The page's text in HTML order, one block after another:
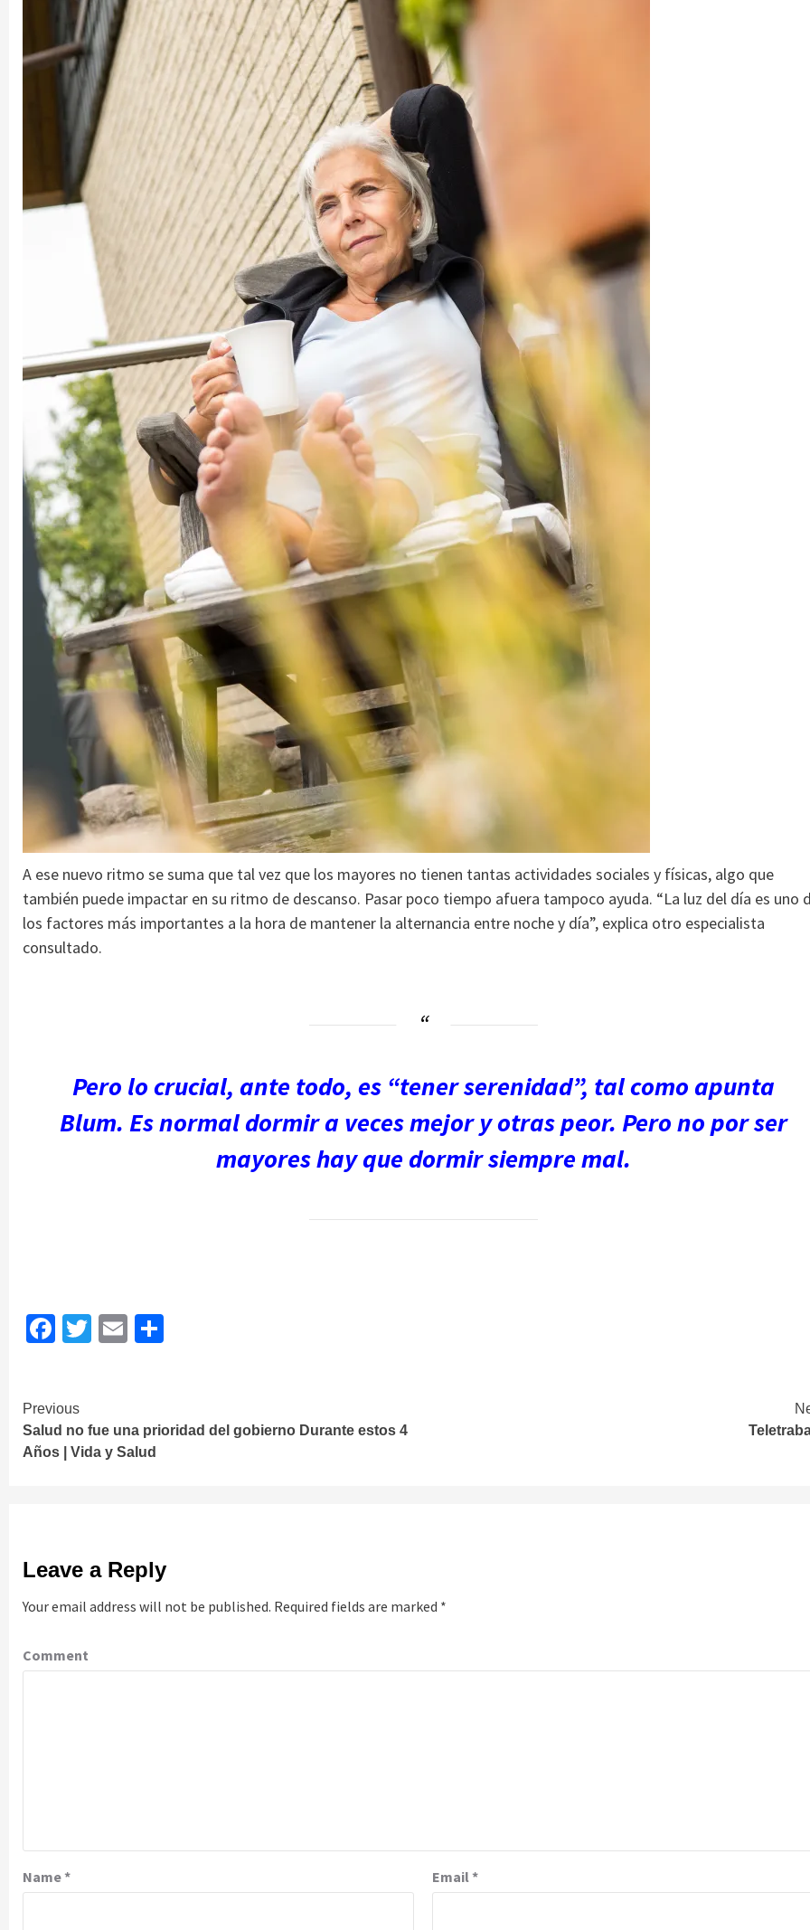
A ese nuevo ritmo se suma que tal vez que los mayores no tienen tantas actividades sociales y físicas, algo que
también puede impactar en su ritmo de descanso. Pasar poco tiempo afuera tampoco ayuda. “La luz del día es uno
los factores más importantes a la hora de mantener la alternancia entre noche y día”, explica otro especialista
consultado.
Pero lo crucial, ante todo, es “tener serenidad”, tal como apunta
Blum. Es normal dormir a veces mejor y otras peor. Pero no por ser
mayores hay que dormir siempre mal.
Facebook
Twitter
Email
Continue
Reading
Previous
Salud no fue una prioridad del gobierno Durante estos 4
Años | Vida y Salud
Leave a Reply
Your email address will not be published. Required fields are marked *
Comment
Name* Email*